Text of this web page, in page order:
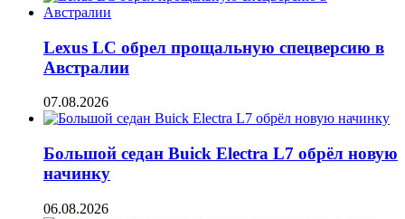
Lexus LC обрел прощальную спецверсию в
Австралии
07.08.2026
Большой седан Buick Electra L7 обрёл новую
начинку
06.08.2026